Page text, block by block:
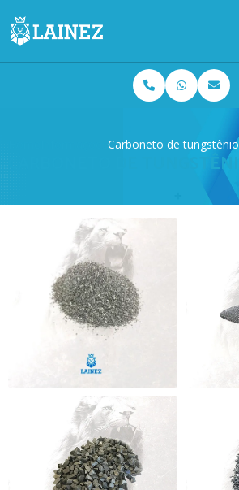
Carboneto de tungstênio
CARBONETO DE TUNGSTÊNIO